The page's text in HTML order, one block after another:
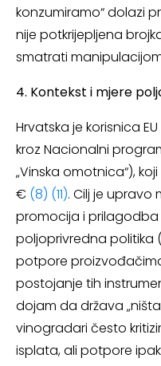
konzumiramo“ dolazi
nije potkrijepljena
smatrati
4. Kontekst i mjere
Hrvatska je korisnica
kroz Nacionalni
„Vinska omotnica“),
€ (8) (11). Cilj je
promocija i prilagodba
poljoprivredna politika
potpore
postojanje tih
dojam da država
vinogradari često
isplata, ali potpore